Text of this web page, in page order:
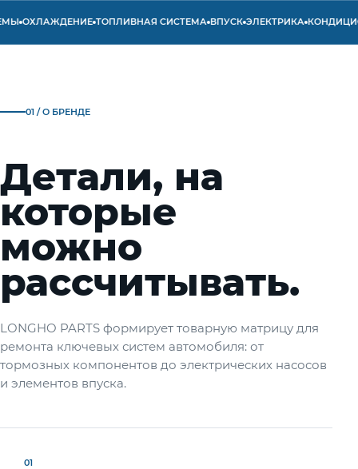
ОХЛАЖДЕНИЕ ТОПЛИВНАЯ СИСТЕМА ВПУСК ЭЛЕКТРИКА
01 / О БРЕНДЕ
Детали, на
которые
можно
рассчитывать.
LONGHO PARTS формирует товарную матрицу для
ремонта ключевых систем автомобиля: от
тормозных компонентов до электрических насосов
и элементов впуска.
01